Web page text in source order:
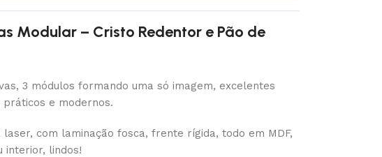
Modular – Cristo Redentor e Pão de
3 módulos formando uma só imagem, excelentes
e modernos.
laser, com laminação fosca, frente rígida, todo em MDF,
interior, lindos!